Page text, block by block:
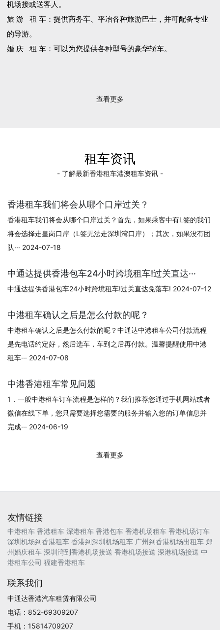
机场接或送客人。
旅 游 租 车：提供商务车、平冶各种旅游巴士，并可配备专业
的导游。
婚 庆 租 车：可以为您提供各种型号的豪华轿车。
查看更多
租车资讯
- 了解最新香港租车港澳租车资讯 -
香港租车我们将会从哪个口岸过关？
香港租车我们将会从哪个口岸过关？首先，如果乘客中有L签的我们
将会选择走皇岗口岸（L签无法走深圳湾口岸）；其次，如果没有团
队··· 2024-07-18
中通达提供香港包车24小时跨境租车!过关直达···
中通达提供香港包车24小时跨境租车!过关直达免落车! 2024-07-12
中港租车确认之后是怎么付款的呢？
中港租车确认之后是怎么付款的呢？中通达中港租车公司付款流程
是先电话约定好，然后选车，车到之后再付款。温馨提醒使用中港
租车··· 2024-07-08
中港香港租车常见问题
1．一般中港租车订车流程是怎样的？我们推荐您通过手机网站或者
微信在线下单，您只需要选择您需要的服务并输入您的订单信息并
完成··· 2024-06-19
查看更多
友情链接
中港租车 香港租车 深港租车 香港包车 香港机场租车 香港机场订车
深圳机场到香港租车 香港到深圳机场租车 广州到香港机场出租车 郑
州婚庆租车 深圳湾到香港机场接送 香港机场接送 深港机场接送 中
港租车公司 福建香港租车
联系我们
中通达香港汽车租赁有限公司
电话：852-69309207
手机：15814709207